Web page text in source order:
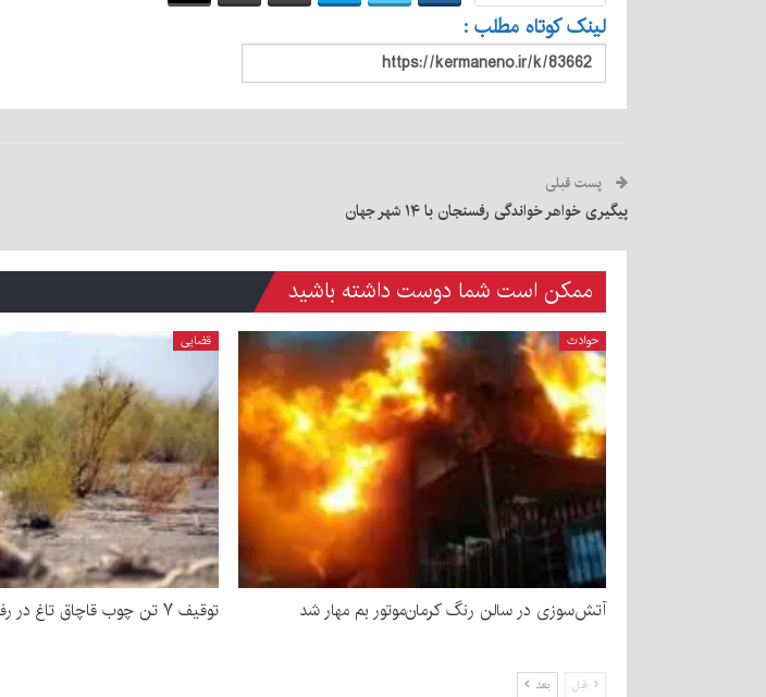
لینک کوتاه مطلب :
پست قبلی
پیگیری خواهر خواندگی رفسنجان با ۱۴ شهر جهان
ممکن است شما دوست داشته باشید
حوادث
آتش‌سوزی در سالن رنگ کرمان‌موتور بم مهار شد
قضایی
توقیف ۷ تن چوب قاچاق تاغ در رفسنجان
قبل بعد